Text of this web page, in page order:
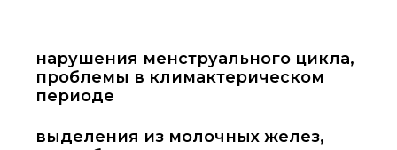
нарушения менструального цикла,
проблемы в климактерическом
периоде
выделения из молочных желез,